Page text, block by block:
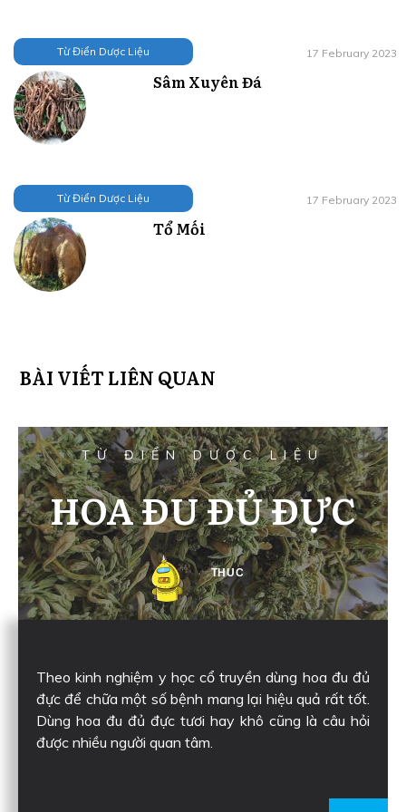
Từ Điển Dược Liệu 17 February 2023
Sâm Xuyên Đá
Từ Điển Dược Liệu 17 February 2023
Tổ Mối
BÀI VIẾT LIÊN QUAN
TỪ ĐIỂN DƯỢC LIỆU
HOA ĐU ĐỦ ĐỰC
THUC
Theo kinh nghiệm y học cổ truyền dùng hoa đu đủ
đực để chữa một số bệnh mang lại hiệu quả rất tốt.
Dùng hoa đu đủ đực tươi hay khô cũng là câu hỏi
được nhiều người quan tâm.